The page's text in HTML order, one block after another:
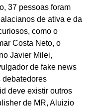
37 pessoas foram
de ativa e da
como o
Costa Neto, o
Javier Milei,
de fake news
debatedores
deve existir outros
de MR, Aluizio